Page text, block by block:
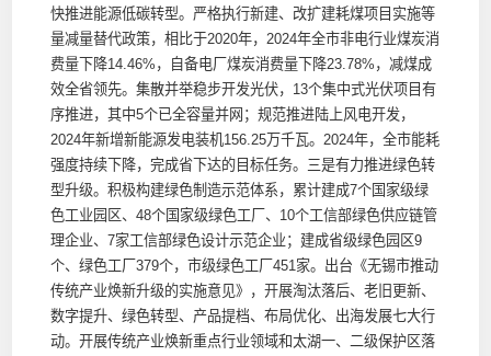
快推进能源低碳转型。严格执行新建、改扩建耗煤项目实施等
量减量替代政策，相比于2020年，2024年全市非电行业煤炭消
费量下降14.46%，自备电厂煤炭消费量下降23.78%，减煤成
效全省领先。集散并举稳步开发光伏，13个集中式光伏项目有
序推进，其中5个已全容量并网；规范推进陆上风电开发，
2024年新增新能源发电装机156.25万千瓦。2024年，全市能耗
强度持续下降，完成省下达的目标任务。三是有力推进绿色转
型升级。积极构建绿色制造示范体系，累计建成7个国家级绿
色工业园区、48个国家级绿色工厂、10个工信部绿色供应链管
理企业、7家工信部绿色设计示范企业；建成省级绿色园区9
个、绿色工厂379个，市级绿色工厂451家。出台《无锡市推动
传统产业焕新升级的实施意见》，开展淘汰落后、老旧更新、
数字提升、绿色转型、产品提档、布局优化、出海发展七大行
动。开展传统产业焕新重点行业领域和太湖一、二级保护区落